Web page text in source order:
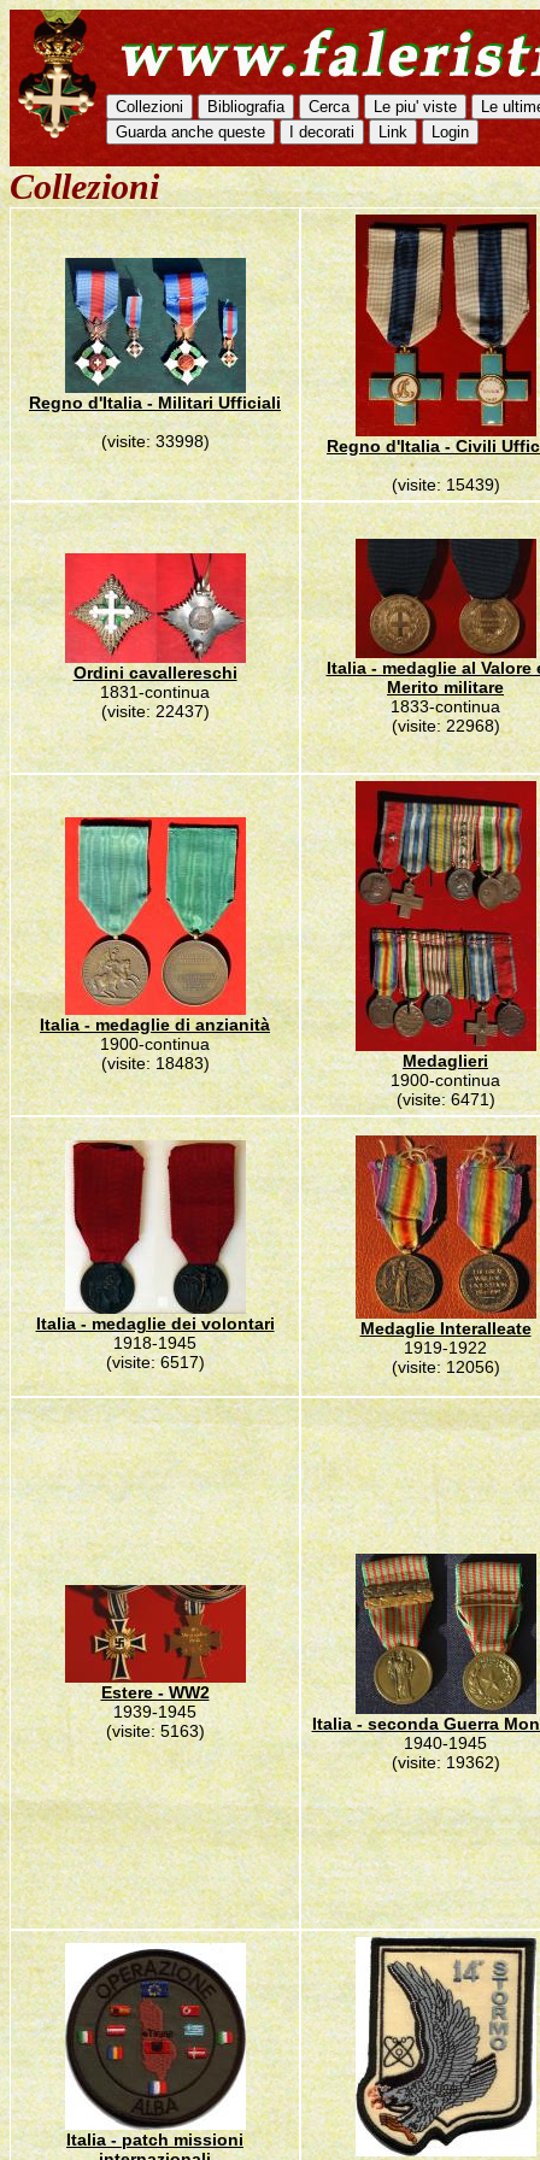
Collezioni
Regno d'Italia - Militari Ufficiali
(visite: 33998)
Regno d'Italia - Civili
(visite: 15439)
Ordini cavallereschi
1831-continua
(visite: 22437)
Italia - medaglie al Valore
Merito militare
1833-continua
(visite: 22968)
Italia - medaglie di anzianità
1900-continua
(visite: 18483)
Medaglieri
1900-continua
(visite: 6471)
Italia - medaglie dei volontari
1918-1945
(visite: 6517)
Medaglie Interalleate
1919-1922
(visite: 12056)
Estere - WW2
1939-1945
(visite: 5163)
Italia - seconda Guerra
1940-1945
(visite: 19362)
Italia - patch missioni